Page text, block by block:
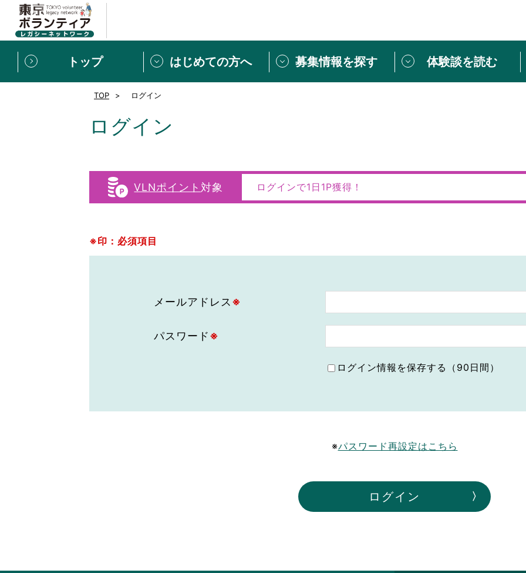
トップ はじめての方へ
新規登録
東京ボランティアレガシーネットワークとは
もっと知りたい！VLNでできること
ボランティア
ボランティアで
VLNポイントとは 中高生が参加
募集情報を探す 体験談を読む
スペシャルイン
ボランティアは
シティキャスト
おもてなし語学ボランティア
TOP ログイン
ログイン
VLNポイント 対象 ログインで1日1P獲得！
※印：必須項目
メールアドレス ※
パスワード※
ログイン情報を保存する（90日間）
※パスワード再設定はこちら
ログイン